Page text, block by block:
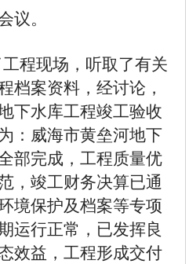
议。
程现场，听取了有关
档案资料，经讨论，
下水库工程竣工验收
： 威海市黄垒河地下
部完成，工程质量优
，竣工财务决算已通
境保护及档案等专项
运行正常， 已发挥良
效益，工程形成交付